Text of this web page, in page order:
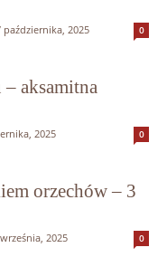
października, 2025 0
aksamitna
2025 0
orzechów – 3
2025 0